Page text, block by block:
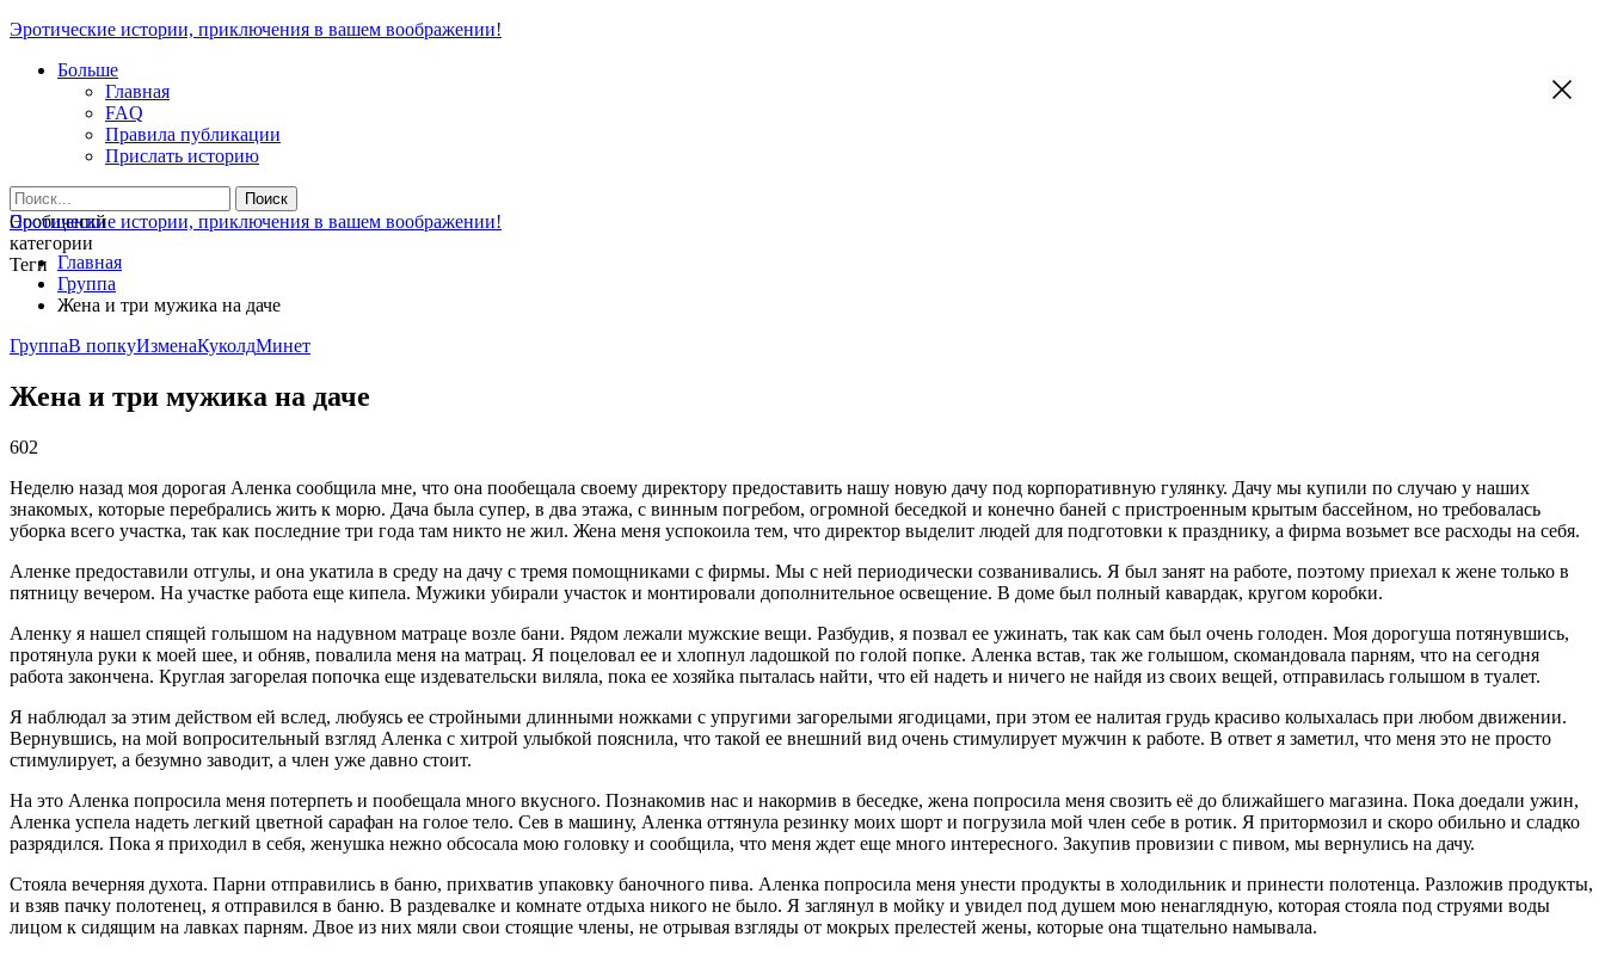
Эротические истории, приключения в вашем воображении!
Больше
Главная
FAQ
Правила публикации
Прислать историю
Сообщений
категории
Теги
Эротические истории, приключения в вашем воображении!
Главная
Группа
Жена и три мужика на даче
ГруппаВ попкуИзменаКуколдМинет
Жена и три мужика на даче
602
Неделю назад моя дорогая Аленка сообщила мне, что она пообещала своему директору предоставить нашу новую дачу под корпоративную гулянку. Дачу мы купили по случаю у наших
знакомых, которые перебрались жить к морю. Дача была супер, в два этажа, с винным погребом, огромной беседкой и конечно баней с пристроенным крытым бассейном, но требовалась
уборка всего участка, так как последние три года там никто не жил. Жена меня успокоила тем, что директор выделит людей для подготовки к празднику, а фирма возьмет все расходы на себя.
Аленке предоставили отгулы, и она укатила в среду на дачу с тремя помощниками с фирмы. Мы с ней периодически созванивались. Я был занят на работе, поэтому приехал к жене только в
пятницу вечером. На участке работа еще кипела. Мужики убирали участок и монтировали дополнительное освещение. В доме был полный кавардак, кругом коробки.
Аленку я нашел спящей голышом на надувном матраце возле бани. Рядом лежали мужские вещи. Разбудив, я позвал ее ужинать, так как сам был очень голоден. Моя дорогуша потянувшись,
протянула руки к моей шее, и обняв, повалила меня на матрац. Я поцеловал ее и хлопнул ладошкой по голой попке. Аленка встав, так же голышом, скомандовала парням, что на сегодня
работа закончена. Круглая загорелая попочка еще издевательски виляла, пока ее хозяйка пыталась найти, что ей надеть и ничего не найдя из своих вещей, отправилась голышом в туалет.
Я наблюдал за этим действом ей вслед, любуясь ее стройными длинными ножками с упругими загорелыми ягодицами, при этом ее налитая грудь красиво колыхалась при любом движении.
Вернувшись, на мой вопросительный взгляд Аленка с хитрой улыбкой пояснила, что такой ее внешний вид очень стимулирует мужчин к работе. В ответ я заметил, что меня это не просто
стимулирует, а безумно заводит, а член уже давно стоит.
На это Аленка попросила меня потерпеть и пообещала много вкусного. Познакомив нас и накормив в беседке, жена попросила меня свозить её до ближайшего магазина. Пока доедали ужин,
Аленка успела надеть легкий цветной сарафан на голое тело. Сев в машину, Аленка оттянула резинку моих шорт и погрузила мой член себе в ротик. Я притормозил и скоро обильно и сладко
разрядился. Пока я приходил в себя, женушка нежно обсосала мою головку и сообщила, что меня ждет еще много интересного. Закупив провизии с пивом, мы вернулись на дачу.
Стояла вечерняя духота. Парни отправились в баню, прихватив упаковку баночного пива. Аленка попросила меня унести продукты в холодильник и принести полотенца. Разложив продукты,
и взяв пачку полотенец, я отправился в баню. В раздевалке и комнате отдыха никого не было. Я заглянул в мойку и увидел под душем мою ненаглядную, которая стояла под струями воды
лицом к сидящим на лавках парням. Двое из них мяли свои стоящие члены, не отрывая взгляды от мокрых прелестей жены, которые она тщательно намывала.